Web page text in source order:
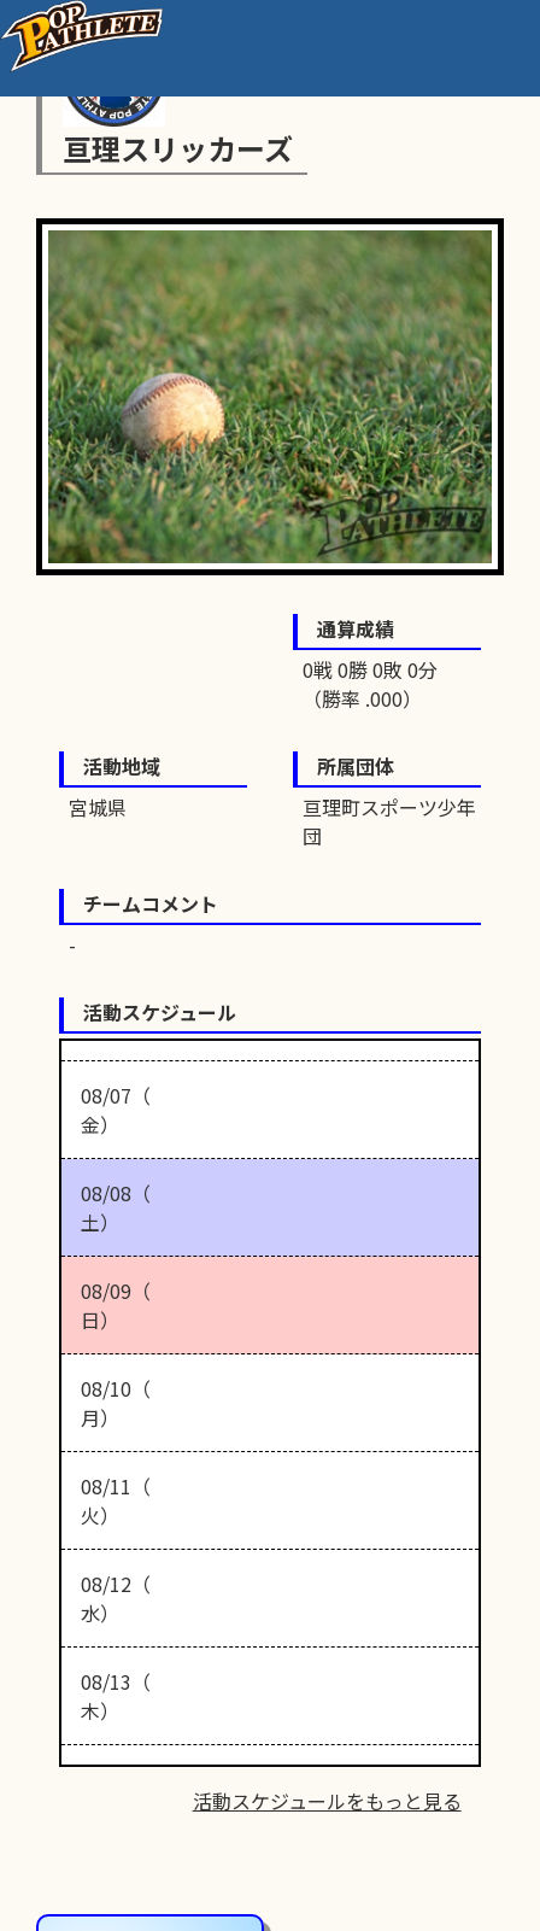
亘理スリッカーズ
通算成績
0戦 0勝 0敗 0分
（勝率 .000）
活動地域
宮城県
所属団体
亘理町スポーツ少年
団
チームコメント
活動スケジュール
08/07（
金）
08/08（
土）
08/09（
日）
08/10（
月）
08/11（
火）
08/12（
水）
08/13（
木）
活動スケジュールをもっと見る